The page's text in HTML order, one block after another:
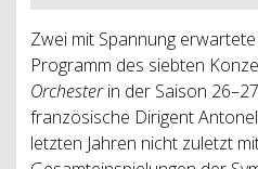
Zwei mit Spannung
Programm des siebten
Orchesterin der Saison
französische Dirigent
letzten Jahren nicht zuletzt